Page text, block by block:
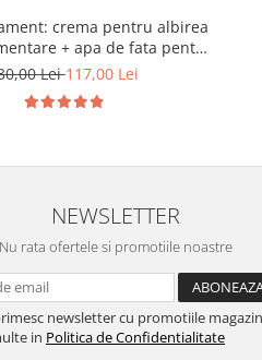
crema pentru albirea
+ apa de fata pentru
ten patat
Lei117,00 Lei
NEWSLETTER
Nu rata ofertele si promotiile noastre
newsletter cu promotiile
in Politica de Confidentialitate